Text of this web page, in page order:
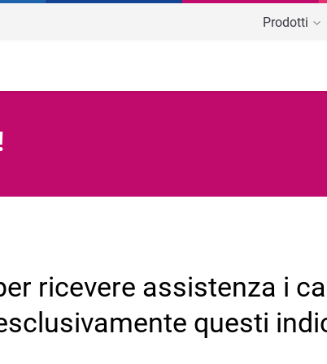
Prodotti
Commercialisti
ricevere assistenza i
questi